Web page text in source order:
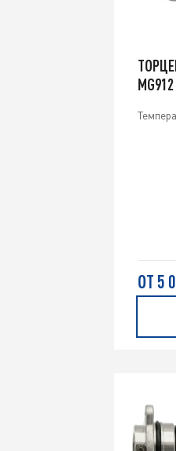
MG912
ОТ 5